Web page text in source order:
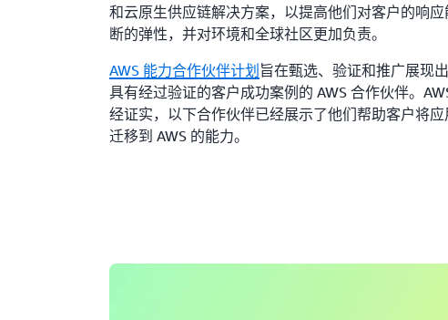
和云原生供应链解决方案，以提高他们对客户的响
断的弹性，并对环境和全球社区更加负责。
AWS 能力合作伙伴计划 旨在甄选、验证和推广展现
具有经过验证的客户成功案例的 AWS 合作伙伴。
经证实，以下合作伙伴已经展示了他们帮助客户将
迁移到 AWS 的能力。